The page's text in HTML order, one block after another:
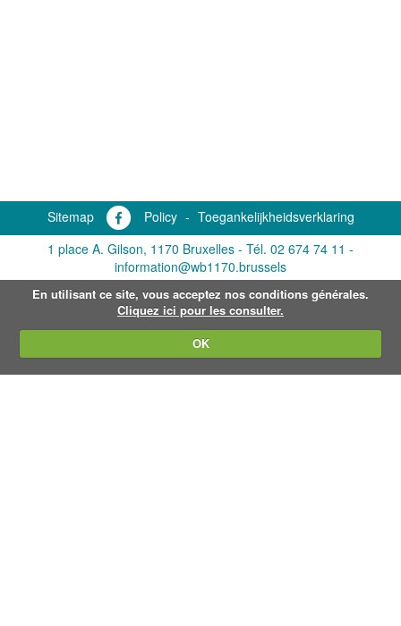
Sitemap Policy - Toegankelijkheidsverklaring
1 place A. Gilson, 1170 Bruxelles - Tél. 02 674 74 11 -
information@wb1170.brussels
En utilisant ce site, vous acceptez nos conditions générales.
Cliquez ici pour les consulter.
OK